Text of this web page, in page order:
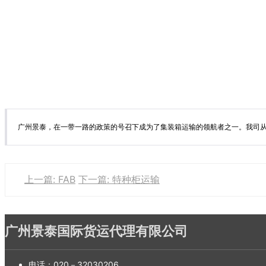
广州景泰，在一带一路的政策的号召下成为了集装箱运输的领航者之一。我
上一篇: FAB 下一篇: 特种柜运输
广州景泰国际货运代理有限公司